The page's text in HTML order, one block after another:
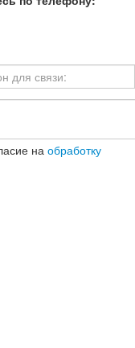
на обработку